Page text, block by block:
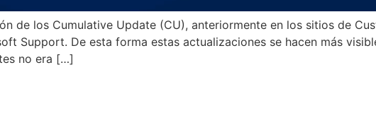
de los Cumulative Update (CU), anteriormente en los sitios de
Support. De esta forma estas actualizaciones se hacen más
no era […]